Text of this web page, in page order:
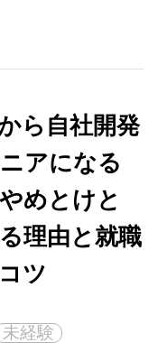
ら自社開発
アになる
めとけと
理由と就職
ツ
未経験